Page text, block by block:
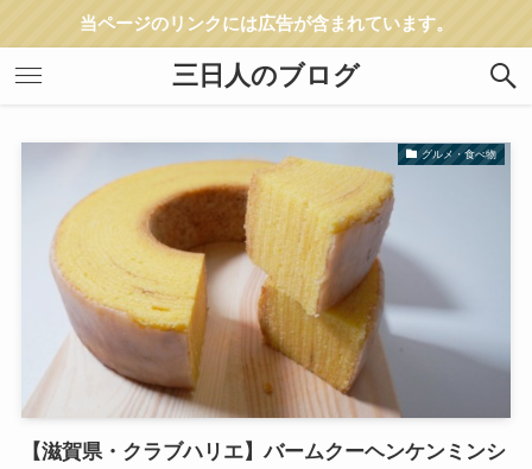
当ページのリンクには広告が含まれています。
三日人のブログ
グルメ・食べ物
【滋賀県・クラブハリエ】バームクーヘンケンミンシ